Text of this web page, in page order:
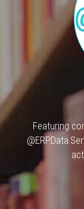
Featuring